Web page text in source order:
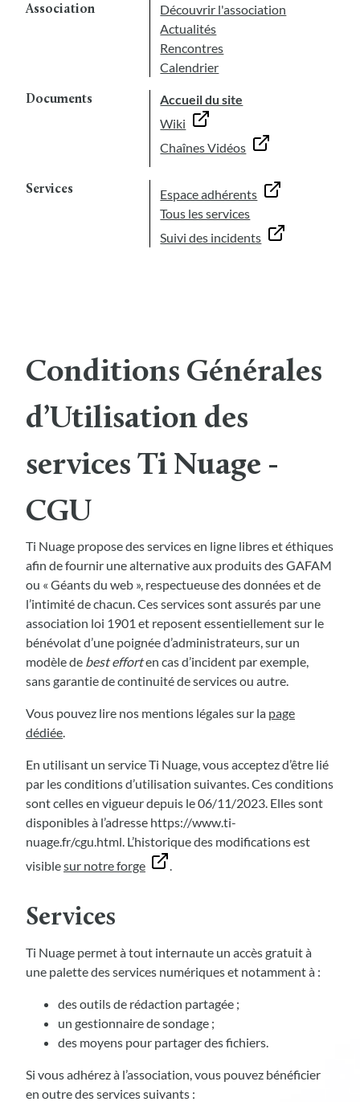
Association
Découvrir l'association
Actualités
Rencontres
Calendrier
Documents
Accueil du site
Wiki
Chaînes Vidéos
Services
Espace adhérents
Tous les services
Suivi des incidents
Conditions Générales
d’Utilisation des
services Ti Nuage -
CGU
Ti Nuage propose des services en ligne libres et éthiques
afin de fournir une alternative aux produits des GAFAM
ou « Géants du web », respectueuse des données et de
l’intimité de chacun. Ces services sont assurés par une
association loi 1901 et reposent essentiellement sur le
bénévolat d’une poignée d’administrateurs, sur un
modèle de best efforten cas d’incident par exemple,
sans garantie de continuité de services ou autre.
Vous pouvez lire nos mentions légales sur la page
dédiée.
En utilisant un service Ti Nuage, vous acceptez d’être lié
par les conditions d’utilisation suivantes. Ces conditions
sont celles en vigueur depuis le 06/11/2023. Elles sont
disponibles à l’adresse https://www.ti-
nuage.fr/cgu.html. L’historique des modifications est
visiblesur notre forge .
Services
Ti Nuage permet à tout internaute un accès gratuit à
une palette des services numériques et notamment à :
des outils de rédaction partagée ;
un gestionnaire de sondage ;
des moyens pour partager des fichiers.
Si vous adhérez à l’association, vous pouvez bénéficier
en outre des services suivants :